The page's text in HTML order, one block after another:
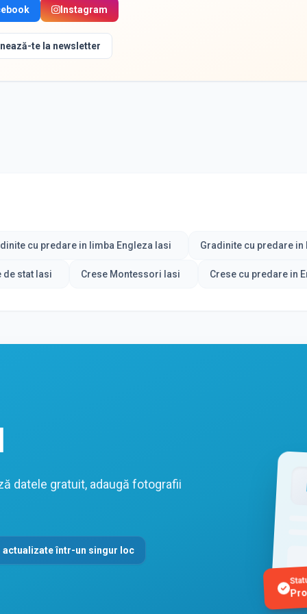
Instagram
te la newsletter
cu predare in limba Engleza Iasi Gradinite cu predare
de stat Iasi Crese Montessori Iasi Crese cu predare in
datele gratuit, adaugă fotografii
într-un singur loc